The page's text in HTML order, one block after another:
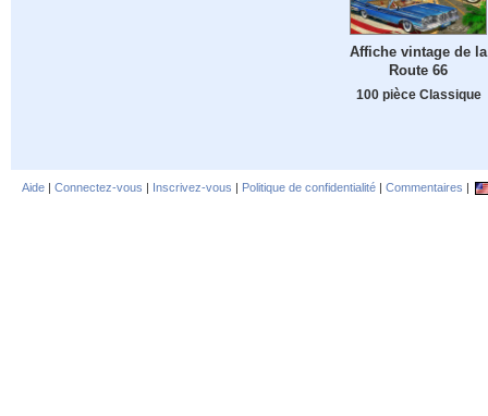
Affiche vintage de la
Route 66
100 pièce Classique
Aide | Connectez-vous | Inscrivez-vous | Politique de confidentialité | Commentaires |